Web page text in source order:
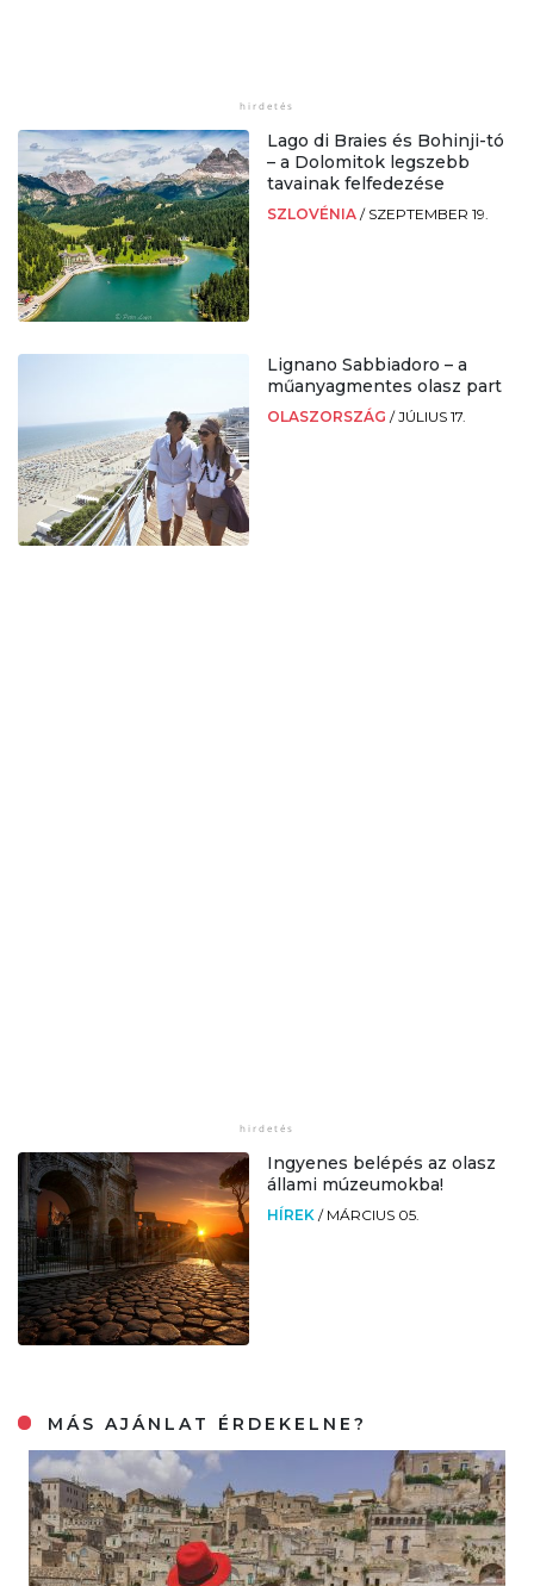
Lago di Braies és Bohinji-tó
– a Dolomitok legszebb
tavainak felfedezése
SZLOVÉNIA / SZEPTEMBER 19.
Lignano Sabbiadoro – a
műanyagmentes olasz part
OLASZORSZÁG /JÚLIUS 17.
Ingyenes belépés az olasz
állami múzeumokba!
HÍREK / MÁRCIUS 05.
MÁS AJÁNLAT ÉRDEKELNE?